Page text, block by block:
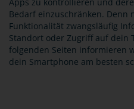
Bedarf einzuschränken.
Funktionalität zwangsläufig
Standort oder Zugriff auf dein
folgenden Seiten informieren
dein Smartphone am besten